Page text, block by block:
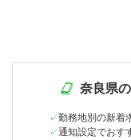
奈良県
勤務地別の新着
通知設定でおす